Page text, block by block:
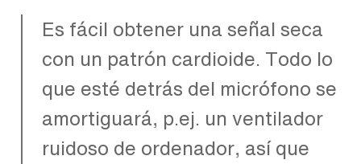
Es fácil obtener una señal seca
con un patrón cardioide. Todo lo
que esté detrás del micrófono se
amortiguará, p.ej. un ventilador
ruidoso de ordenador, así que